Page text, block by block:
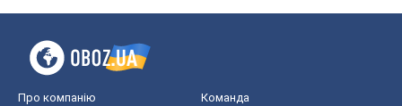
Про компанію Команда